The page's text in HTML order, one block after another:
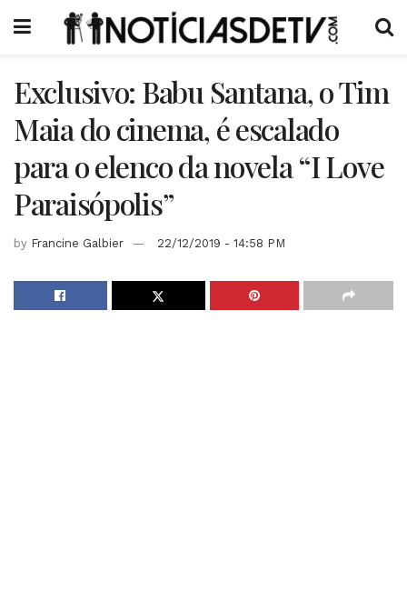
Exclusivo: Babu Santana, o Tim
Maia do cinema, é escalado
para o elenco da novela “I Love
Paraisópolis”
by Francine Galbier 22/12/2019 - 14:58 PM